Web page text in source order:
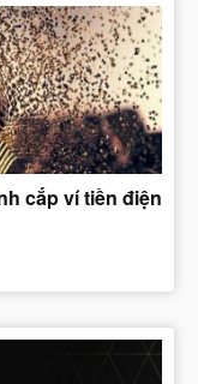
cắp ví tiền điện